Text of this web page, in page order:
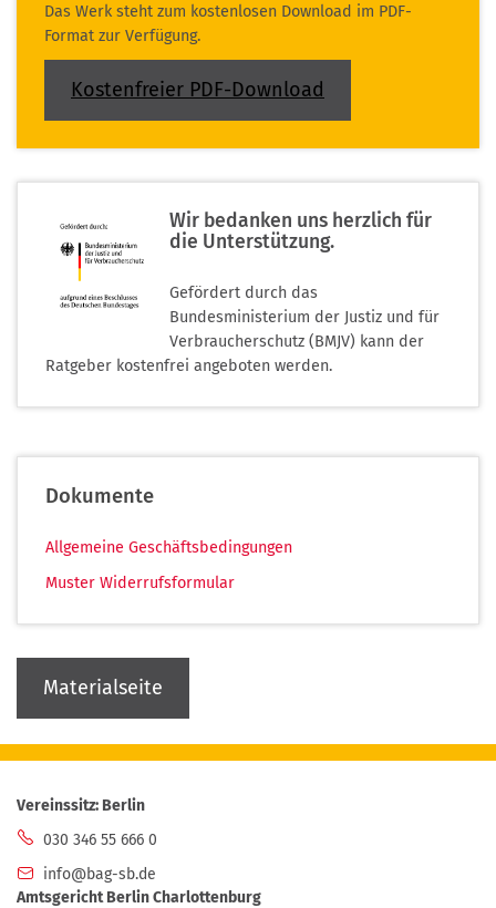
Das Werk steht zum kostenlosen Download im PDF-
Format zur Verfügung.
Kostenfreier PDF-Download
Wir bedanken uns herzlich für
die Unterstützung.
Gefördert durch das
Bundesministerium der Justiz und für
Verbraucherschutz (BMJV) kann der
Ratgeber kostenfrei angeboten werden.
Dokumente
Allgemeine Geschäftsbedingungen(PDF-
Muster Widerrufsformular(PDF-
Materialseite
Vereinssitz: Berlin
030 346 55 666 0
info@bag-sb.de
Amtsgericht Berlin Charlottenburg